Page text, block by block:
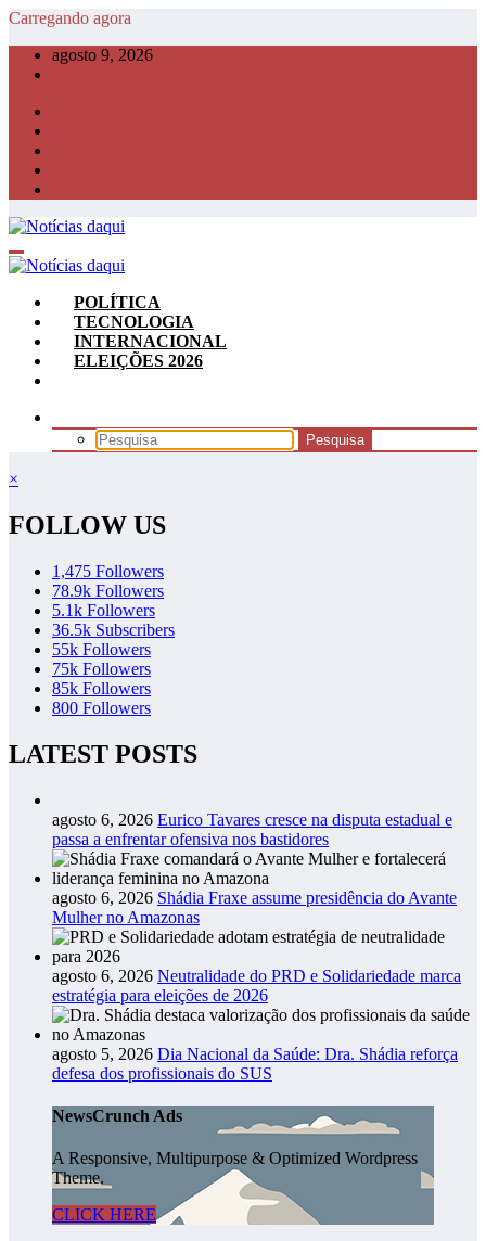
Pular
conteúdo
Carregando agora
agosto 9, 2026
POLÍTICA
TECNOLOGIA
INTERNACIONAL
ELEIÇÕES 2026
×
FOLLOW US
1,475 Followers
78.9k Followers
5.1k Followers
36.5k Subscribers
55k Followers
75k Followers
85k Followers
800 Followers
LATEST POSTS
agosto 6, 2026 Eurico Tavares cresce na disputa estadual e
passa a enfrentar ofensiva nos bastidores
agosto 6, 2026 Shádia Fraxe assume presidência do Avante
Mulher no Amazonas
agosto 6, 2026 Neutralidade do PRD e Solidariedade marca
estratégia para eleições de 2026
agosto 5, 2026 Dia Nacional da Saúde: Dra. Shádia reforça
defesa dos profissionais do SUS
NewsCrunch Ads
A Responsive, Multipurpose & Optimized Wordpress
Theme.
CLICK HERE